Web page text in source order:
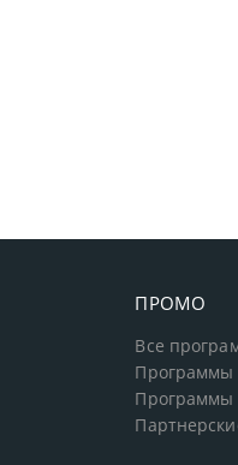
ПРОМО
Все
Программы
Программы